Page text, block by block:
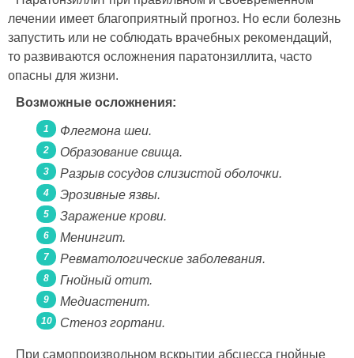
лечении имеет благоприятный прогноз. Но если болезнь
запустить или не соблюдать врачебных рекомендаций,
то развиваются осложнения паратонзиллита, часто
опасны для жизни.
Возможные осложнения:
Флегмона шеи.
Образование свища.
Разрыв сосудов слизистой оболочки.
Эрозивные язвы.
Заражение крови.
Менингит.
Ревматологические заболевания.
Гнойный отит.
Медиастенит.
Стеноз гортани.
При самопроизвольном вскрытии абсцесса гнойные